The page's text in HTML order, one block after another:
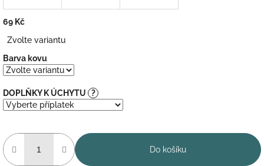
69 Kč
cena:
Zvolte variantu
Barva kovu
DOPLŇKY K ÚCHYTU ?
Do košíku